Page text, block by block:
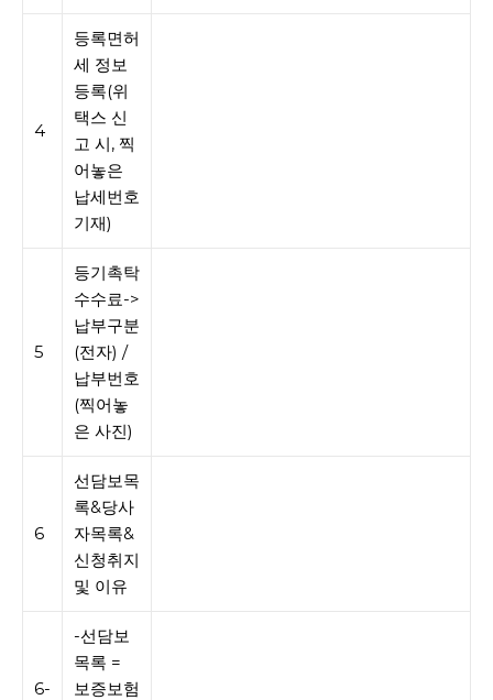
4
등록면허
세 정보
등록(위
택스 신
고 시, 찍
어놓은
납세번호
기재)
5
등기촉탁
수수료->
납부구분
(전자) /
납부번호
(찍어놓
은 사진)
6
선담보목
록&당사
자목록&
신청취지
및 이유
6-
-선담보
목록 =
보증보험